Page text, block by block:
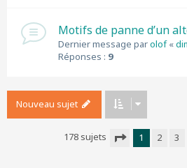
Motifs de panne d’un
Dernier message parolof«
Réponses : 9
Nouveau sujet
178 sujets
1 2 3